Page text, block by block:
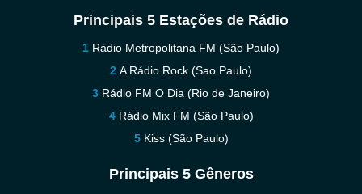
Principais 5 Estações de Rádio
Rádio Metropolitana FM (São Paulo)
A Rádio Rock (Sao Paulo)
Rádio FM O Dia (Rio de Janeiro)
Rádio Mix FM (São Paulo)
Kiss (São Paulo)
Principais 5 Gêneros